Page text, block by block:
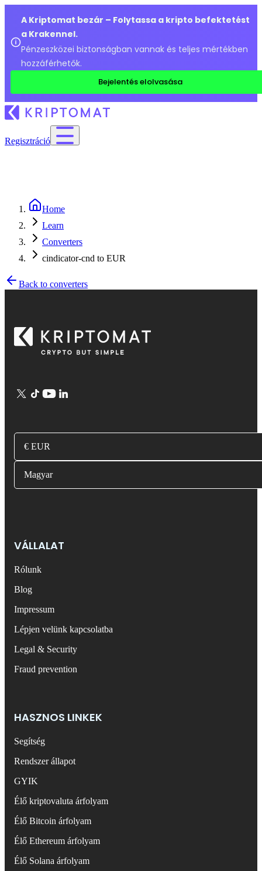
A Kriptomat bezár – Folytassa a kripto befektetést
a Krakennel.
Pénzeszközei biztonságban vannak és teljes mértékben
hozzáférhetők.
Bejelentés elolvasása
Regisztráció
Home
Learn
Converters
cindicator-cnd to EUR
Back to converters
€ EUR
Magyar
VÁLLALAT
Rólunk
Blog
Impressum
Lépjen velünk kapcsolatba
Legal & Security
Fraud prevention
HASZNOS LINKEK
Segítség
Rendszer állapot
GYIK
Élő kriptovaluta árfolyam
Élő Bitcoin árfolyam
Élő Ethereum árfolyam
Élő Solana árfolyam